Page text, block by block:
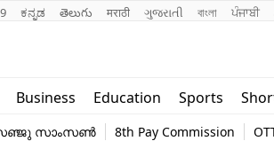
ಕನ್ನಡ తెలుగు मराठी ગુજરાતી বাংলা ਪੰਜਾਬੀ
Business Education Sports
world
സാംസൺ 8th Pay Commission